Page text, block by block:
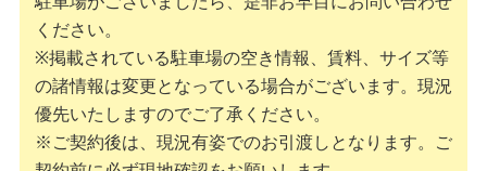
ください。
※掲載されている駐車場の空き情報、賃料、サイズ等
の諸情報は変更となっている場合がございます。現況
優先いたしますのでご了承ください。
※ご契約後は、現況有姿でのお引渡しとなります。ご